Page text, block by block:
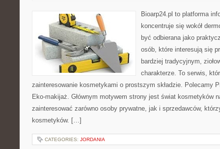
Bioarp24.pl to platforma
koncentruje się wokół
być odbierana jako
osób, które interesują się
bardziej tradycyjnym,
charakterze. To serwis,
zainteresowanie kosmetykami o prostszym składzie. Polecamy
Eko-makijaż. Głównym motywem strony jest świat kosmetyków
zainteresować zarówno osoby prywatne, jak i sprzedawców,
kosmetyków. […]
CATEGORIES: JORDANIA